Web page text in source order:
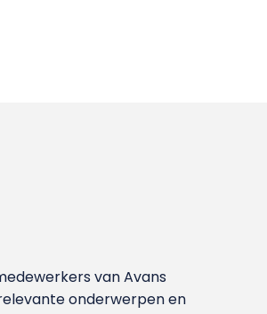
van Avans
onderwerpen en